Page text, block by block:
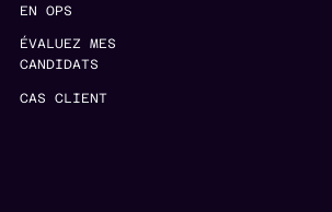
EN OPS
ÉVALUEZ MES
CANDIDATS
CAS CLIENT